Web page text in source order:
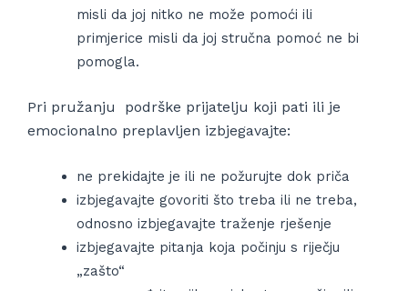
misli da joj nitko ne može pomoći ili
primjerice misli da joj stručna pomoć ne bi
pomogla.
Pri pružanju podrške prijatelju koji pati ili je
emocionalno preplavljen izbjegavajte:
ne prekidajte je ili ne požurujte dok priča
izbjegavajte govoriti što treba ili ne treba,
odnosno izbjegavajte traženje rješenje
izbjegavajte pitanja koja počinju s riječju
„zašto“